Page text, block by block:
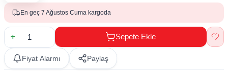
En geç 7 Ağustos Cuma kargoda
Sepete Ekle
Fiyat Alarmı Paylaş